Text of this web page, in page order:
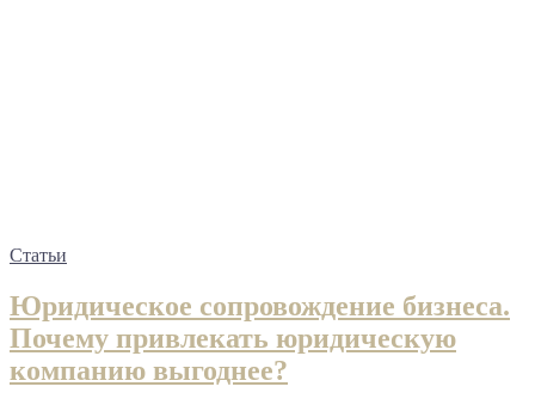
Статьи
Юридическое сопровождение бизнеса.
Почему привлекать юридическую
компанию выгоднее?